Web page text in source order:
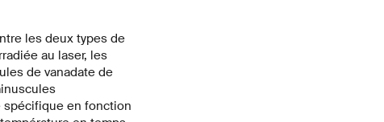
les deux types de
au laser, les
de vanadate de
en fonction